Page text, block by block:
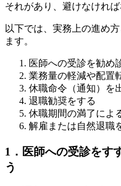
それがあり、避けなければ
以下では、実務上の進め
ます。
医師への受診を勧め
業務量の軽減や配置
休職命令（通知）を
退職勧奨をする
休職期間の満了によ
解雇または自然退職
1．医師への受診をす
う